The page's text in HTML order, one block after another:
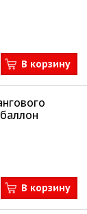
В корзину
В корзину